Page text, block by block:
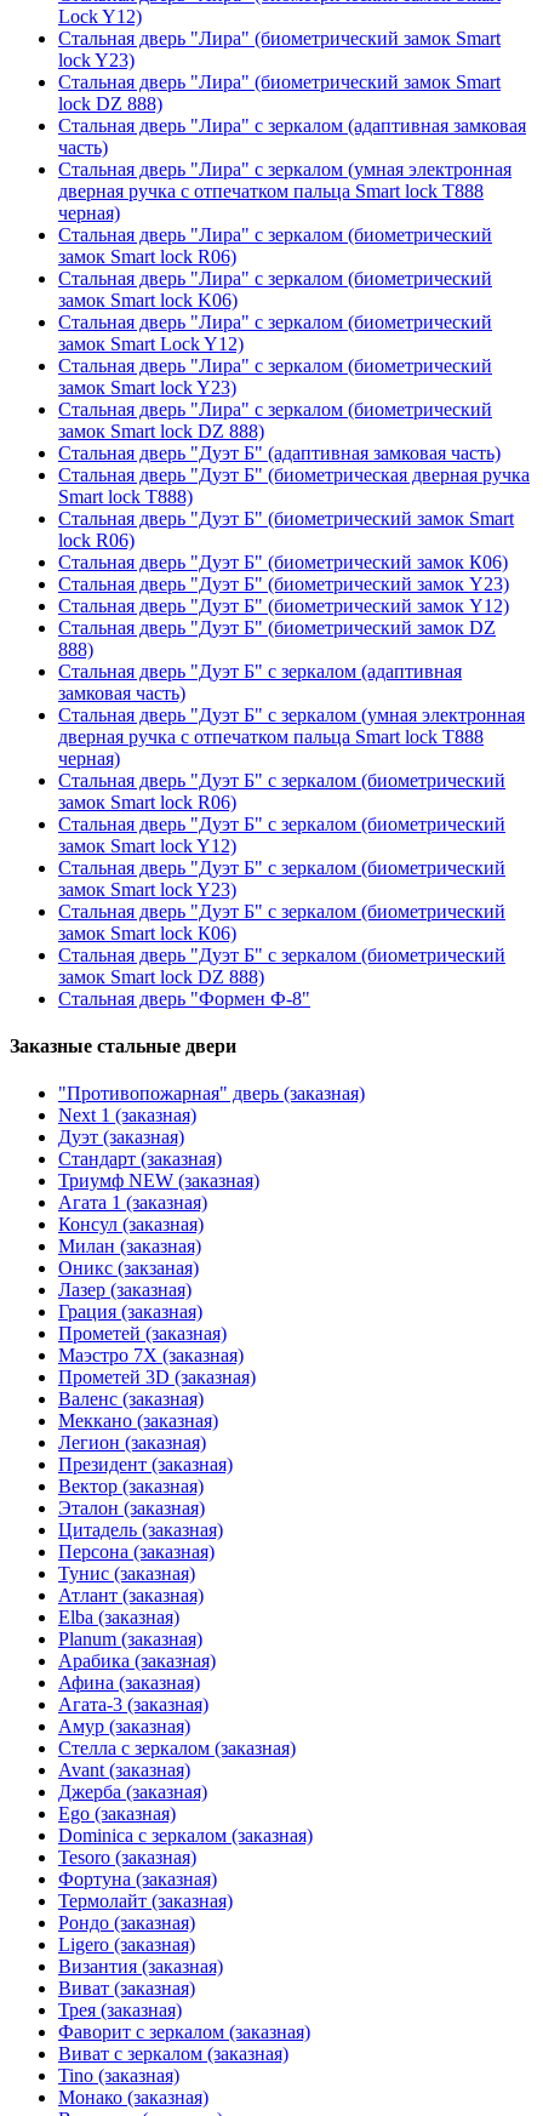
Lock Y12)
Стальная дверь "Лира" (биометрический замок Smart
lock Y23)
Стальная дверь "Лира" (биометрический замок Smart
lock DZ 888)
Стальная дверь "Лира" с зеркалом (адаптивная замковая
часть)
Стальная дверь "Лира" с зеркалом (умная электронная
дверная ручка с отпечатком пальца Smart lock T888
черная)
Стальная дверь "Лира" с зеркалом (биометрический
замок Smart lock R06)
Стальная дверь "Лира" с зеркалом (биометрический
замок Smart lock K06)
Стальная дверь "Лира" с зеркалом (биометрический
замок Smart Lock Y12)
Стальная дверь "Лира" с зеркалом (биометрический
замок Smart lock Y23)
Стальная дверь "Лира" с зеркалом (биометрический
замок Smart lock DZ 888)
Стальная дверь "Дуэт Б" (адаптивная замковая часть)
Стальная дверь "Дуэт Б" (биометрическая дверная ручка
Smart lock T888)
Стальная дверь "Дуэт Б" (биометрический замок Smart
lock R06)
Стальная дверь "Дуэт Б" (биометрический замок К06)
Стальная дверь "Дуэт Б" (биометрический замок Y23)
Стальная дверь "Дуэт Б" (биометрический замок Y12)
Стальная дверь "Дуэт Б" (биометрический замок DZ
888)
Стальная дверь "Дуэт Б" с зеркалом (адаптивная
замковая часть)
Стальная дверь "Дуэт Б" с зеркалом (умная электронная
дверная ручка с отпечатком пальца Smart lock T888
черная)
Стальная дверь "Дуэт Б" с зеркалом (биометрический
замок Smart lock R06)
Стальная дверь "Дуэт Б" с зеркалом (биометрический
замок Smart lock Y12)
Стальная дверь "Дуэт Б" с зеркалом (биометрический
замок Smart lock Y23)
Стальная дверь "Дуэт Б" с зеркалом (биометрический
замок Smart lock К06)
Стальная дверь "Дуэт Б" с зеркалом (биометрический
замок Smart lock DZ 888)
Стальная дверь "Формен Ф-8"
Заказные стальные двери
"Противопожарная" дверь (заказная)
Next 1 (заказная)
Дуэт (заказная)
Стандарт (заказная)
Триумф NEW (заказная)
Агата 1 (заказная)
Консул (заказная)
Милан (заказная)
Оникс (закзаная)
Лазер (заказная)
Грация (заказная)
Прометей (заказная)
Маэстро 7Х (заказная)
Прометей 3D (заказная)
Валенс (заказная)
Меккано (заказная)
Легион (заказная)
Президент (заказная)
Вектор (заказная)
Эталон (заказная)
Цитадель (заказная)
Персона (заказная)
Тунис (заказная)
Атлант (заказная)
Elba (заказная)
Planum (заказная)
Арабика (заказная)
Афина (заказная)
Агата-3 (заказная)
Амур (заказная)
Стелла с зеркалом (заказная)
Avant (заказная)
Джерба (заказная)
Ego (заказная)
Dominica с зеркалом (заказная)
Tesoro (заказная)
Фортуна (заказная)
Термолайт (заказная)
Рондо (заказная)
Ligero (заказная)
Византия (заказная)
Виват (заказная)
Трея (заказная)
Фаворит с зеркалом (заказная)
Виват с зеркалом (заказная)
Tino (заказная)
Монако (заказная)